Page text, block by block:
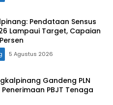
Pendataan Sensus
Lampaui Target, Capaian
5 Agustus 2026
Gandeng PLN
PBJT Tenaga